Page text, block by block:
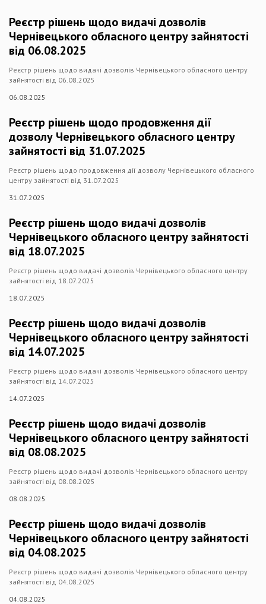
Реєстр рішень щодо видачі дозволів
Чернівецького обласного центру зайнятості
від 06.08.2025
Реєстр рішень щодо видачі дозволів Чернівецького обласного центру
зайнятості від 06.08.2025
06.08.2025
Реєстр рішень щодо продовження дії
дозволу Чернівецького обласного центру
зайнятості від 31.07.2025
Реєстр рішень щодо продовження дії дозволу Чернівецького обласного
центру зайнятості від 31.07.2025
31.07.2025
Реєстр рішень щодо видачі дозволів
Чернівецького обласного центру зайнятості
від 18.07.2025
Реєстр рішень щодо видачі дозволів Чернівецького обласного центру
зайнятості від 18.07.2025
18.07.2025
Реєстр рішень щодо видачі дозволів
Чернівецького обласного центру зайнятості
від 14.07.2025
Реєстр рішень щодо видачі дозволів Чернівецького обласного центру
зайнятості від 14.07.2025
14.07.2025
Реєстр рішень щодо видачі дозволів
Чернівецького обласного центру зайнятості
від 08.08.2025
Реєстр рішень щодо видачі дозволів Чернівецького обласного центру
зайнятості від 08.08.2025
08.08.2025
Реєстр рішень щодо видачі дозволів
Чернівецького обласного центру зайнятості
від 04.08.2025
Реєстр рішень щодо видачі дозволів Чернівецького обласного центру
зайнятості від 04.08.2025
04.08.2025